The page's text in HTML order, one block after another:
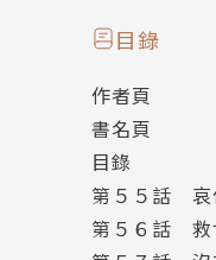
【本書特色】
✧40週年紀念
✦收錄彩頁＆
目錄
作者頁
書名頁
目錄
第５５話 哀
第５６話 救